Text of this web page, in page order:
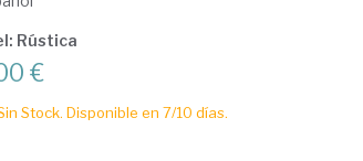
Rústica
€
Stock. Disponible en 7/10 días.